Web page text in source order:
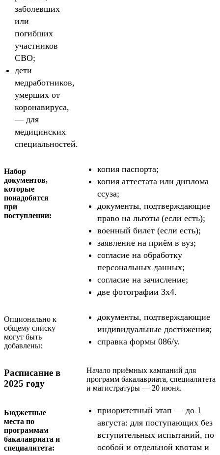
заболевших
или
погибших
участников
СВО;
дети
медработников,
умерших от
коронавируса,
— для
медицинских
специальностей.
Набор
документов,
которые
понадобятся
при
поступлении:
копия паспорта;
копия аттестата или диплома
ссуза;
документы, подтверждающие
право на льготы (если есть);
военный билет (если есть);
заявление на приём в вуз;
согласие на обработку
персональных данных;
согласие на зачисление;
две фотографии 3x4.
Опционально к
общему списку
могут быть
добавлены:
документы, подтверждающие
индивидуальные достижения;
справка формы 086/у.
Расписание в
2025 году
Начало приёмных кампаний для
программ бакалавриата, специалитета
и магистратуры — 20 июня.
Бюджетные
места по
программам
бакалавриата и
специалитета:
приоритетный этап — до 1
августа: для поступающих без
вступительных испытаний, по
особой и отдельной квотам и